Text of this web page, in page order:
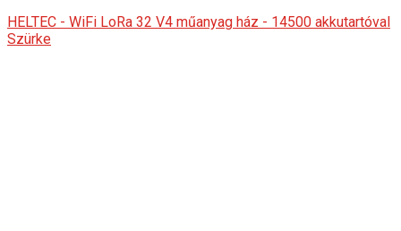
HELTEC - WiFi LoRa 32 V4 műanyag ház - 14500 akkutartóval
Szürke